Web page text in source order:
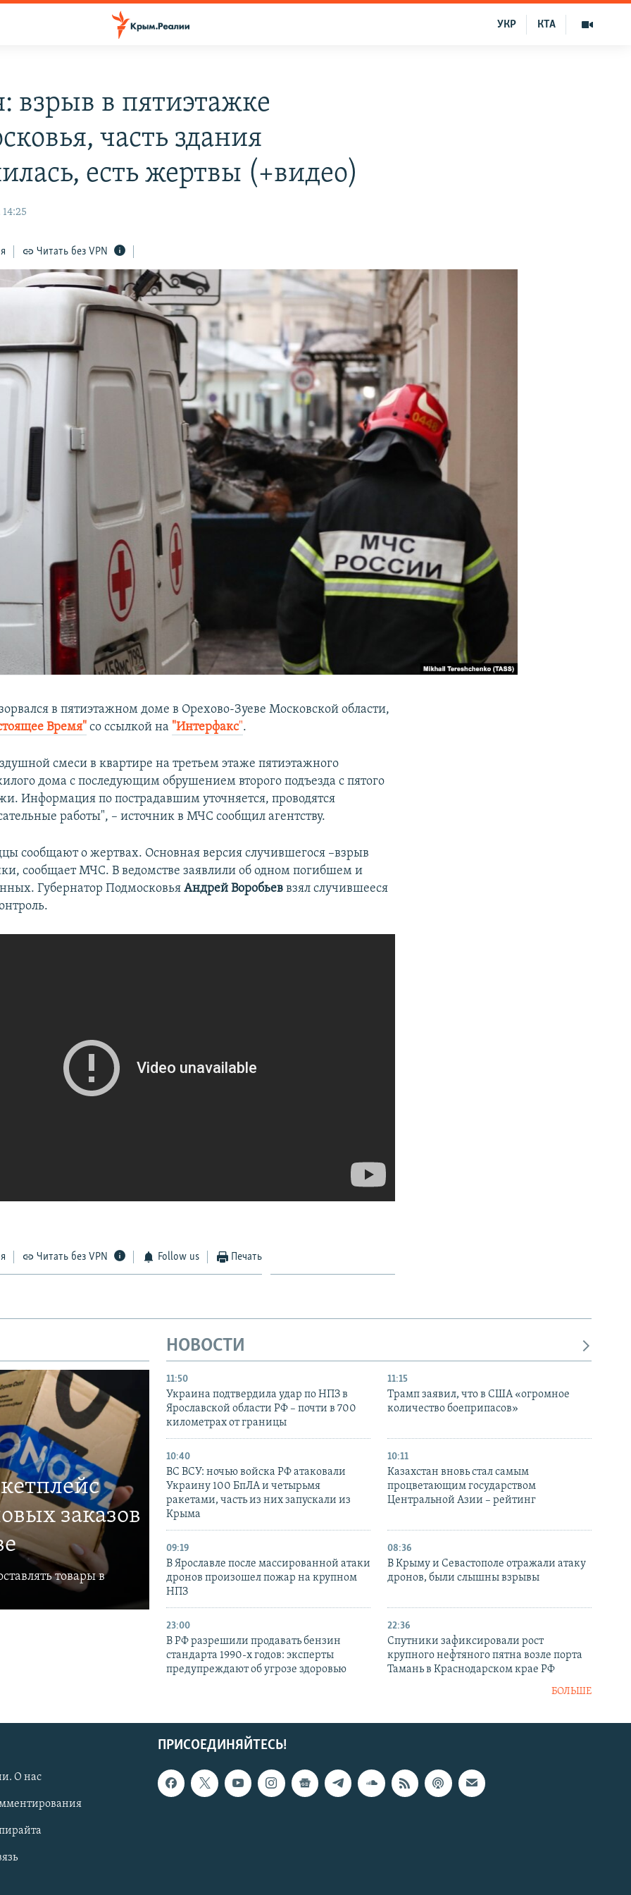
КТА
УКР
взрыв в пятиэтажке
часть здания
есть жертвы (+видео)
Читать без VPN
в пятиэтажном доме в Орехово-Зуеве Московской области,
Время" со ссылкой на "Интерфакс".
смеси в квартире на третьем этаже пятиэтажного
дома с последующим обрушением второго подъезда с пятого
Информация по пострадавшим уточняется, проводятся
работы", – источник в МЧС сообщил агентству.
сообщают о жертвах. Основная версия случившегося –взрыв
сообщает МЧС. В ведомстве заявлили об одном погибшем и
Губернатор ПодмосковьяАндрей Воробьеввзял случившееся
Читать без VPN Follow us Печать
заказов
товары в
НОВОСТИ
11:50
Украина подтвердила удар по НПЗ в
Ярославской области РФ – почти в 700
километрах от границы
11:15
Трамп заявил, что в США «огромное
количество боеприпасов»
10:40
ВС ВСУ: ночью войска РФ атаковали
Украину 100 БпЛА и четырьмя
ракетами, часть из них запускали из
Крыма
10:11
Казахстан вновь стал самым
процветающим государством
Центральной Азии – рейтинг
09:19
В Ярославле после массированной атаки
дронов произошел пожар на крупном
НПЗ
08:36
В Крыму и Севастополе отражали атаку
дронов, были слышны взрывы
23:00
В РФ разрешили продавать бензин
стандарта 1990-х годов: эксперты
предупреждают об угрозе здоровью
22:36
Спутники зафиксировали рост
крупного нефтяного пятна возле порта
Тамань в Краснодарском крае РФ
БОЛЬШЕ
ПРИСОЕДИНЯЙТЕСЬ!
О нас